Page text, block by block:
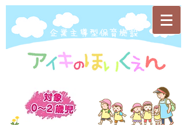
​企業主導型保育施設